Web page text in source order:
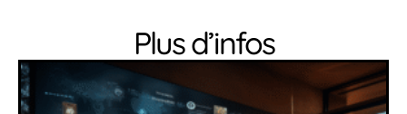
Plus d’infos